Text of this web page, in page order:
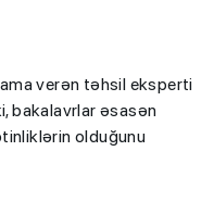
verən təhsil eksperti
bakalavrlar əsasən
olduğunu